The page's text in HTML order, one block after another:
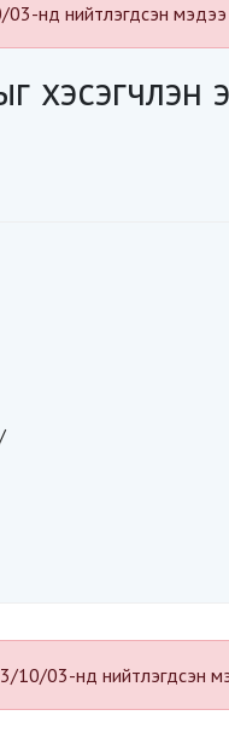
нд нийтлэгдсэн
хэсэгчлэн
10/03-нд нийтлэгдсэн